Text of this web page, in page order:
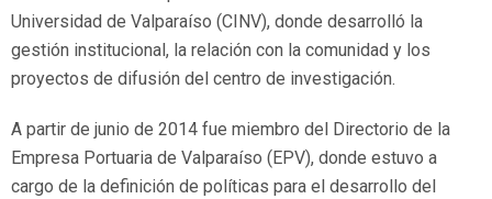
Universidad de Valparaíso (CINV), donde desarrolló la
gestión institucional, la relación con la comunidad y los
proyectos de difusión del centro de investigación.
A partir de junio de 2014 fue miembro del Directorio de la
Empresa Portuaria de Valparaíso (EPV), donde estuvo a
cargo de la definición de políticas para el desarrollo del